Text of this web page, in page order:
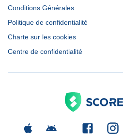
Conditions Générales
Politique de confidentialité
Charte sur les cookies
Centre de confidentialité